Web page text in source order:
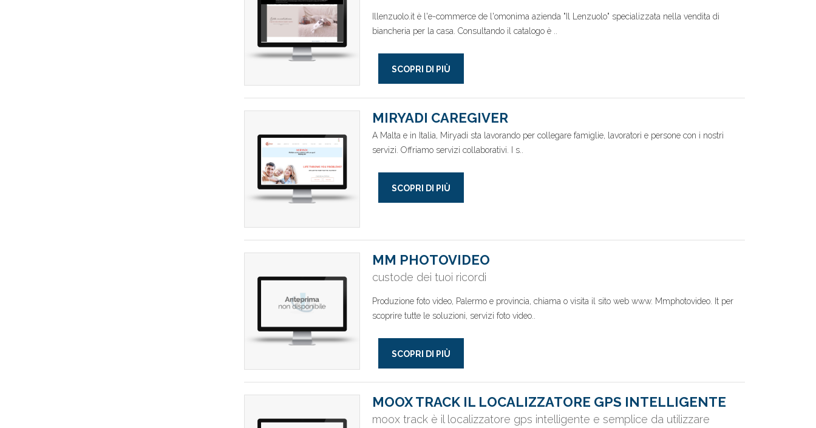
Illenzuolo.it è l'e-commerce de l'omonima azienda "Il Lenzuolo" specializzata nella vendita di
biancheria per la casa. Consultando il catalogo è ..
SCOPRI DI PIÙ
MIRYADI CAREGIVER
A Malta e in Italia, Miryadi sta lavorando per collegare famiglie, lavoratori e persone con i nostri
servizi. Offriamo servizi collaborativi. I s..
SCOPRI DI PIÙ
MM PHOTOVIDEO
custode dei tuoi ricordi
Produzione foto video, Palermo e provincia, chiama o visita il sito web www. Mmphotovideo. It per
scoprire tutte le soluzioni, servizi foto video..
SCOPRI DI PIÙ
MOOX TRACK IL LOCALIZZATORE GPS INTELLIGENTE
moox track è il localizzatore gps intelligente e semplice da utilizzare